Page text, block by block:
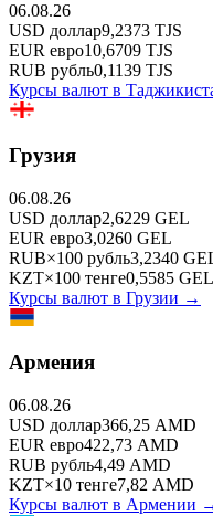
06.08.26
USD доллар9,2373 TJS
EUR евро10,6709 TJS
RUB рубль0,1139 TJS
Курсы валют в
Грузия
06.08.26
USD доллар2,6229 GEL
EUR евро3,0260 GEL
RUB×100 рубль3,2340
KZT×100 тенге0,5585 GEL
Курсы валют в Грузии →
Армения
06.08.26
USD доллар366,25 AMD
EUR евро422,73 AMD
RUB рубль4,49 AMD
KZT×10 тенге7,82 AMD
Курсы валют в Армении